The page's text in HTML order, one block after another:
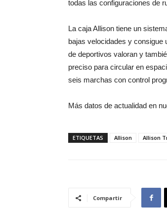
todas las configuraciones de
La caja Allison tiene un
bajas velocidades y consigue
de deportivos valoran y
preciso para circular en
seis marchas con control
Más datos de actualidad en
ETIQUETAS Allison Allison
Compartir